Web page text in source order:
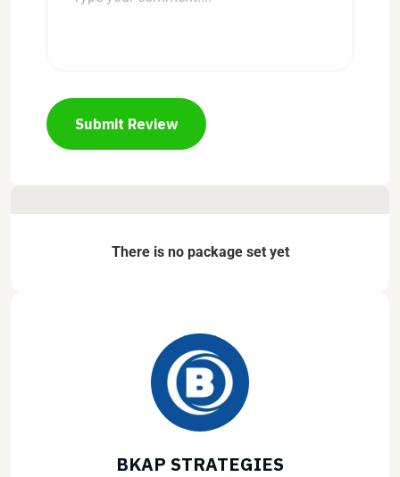
Submit Review
There is no package set yet
BKAP STRATEGIES